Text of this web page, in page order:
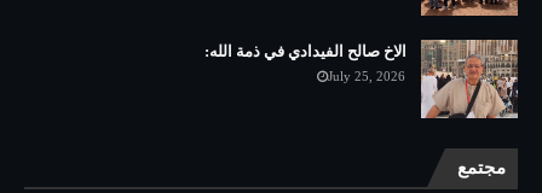
الاخ صالح الفيدادي في ذمة الله:
July 25, 2026
مجتمع